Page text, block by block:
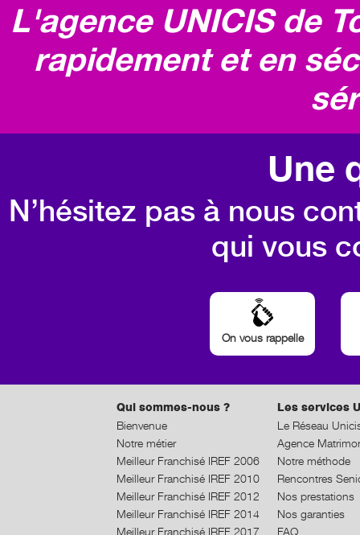
L'agence UNICIS de
rapidement et en
Une
N’hésitez pas à nous
qui vous
On vous rappelle
Qui sommes-nous ?
Bienvenue
Notre métier
Meilleur Franchisé IREF 2006
Meilleur Franchisé IREF 2010
Meilleur Franchisé IREF 2012
Meilleur Franchisé IREF 2014
Meilleur Franchisé IREF 2017
Les services
Le Réseau
Agence
Notre méthode
Rencontres
Nos prestations
Nos garanties
FAQ